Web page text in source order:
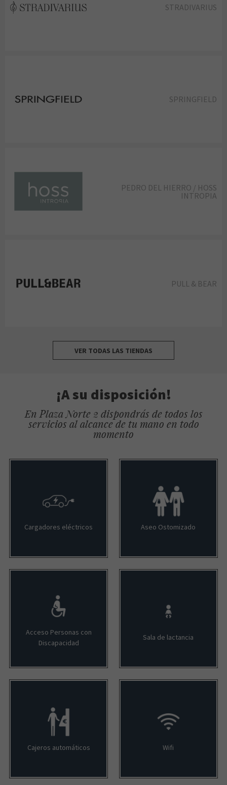
STRADIVARIUS
SPRINGFIELD
PEDRO DEL HIERRO / HOSS
INTROPIA
PULL & BEAR
VER TODAS LAS TIENDAS
¡A su disposición!
En Plaza Norte 2 dispondrás de todos los
servicios al alcance de tu mano en todo
momento
Cargadores eléctricos Aseo Ostomizado
Acceso Personas con
Discapacidad
Sala de lactancia
Cajeros automáticos Wifi